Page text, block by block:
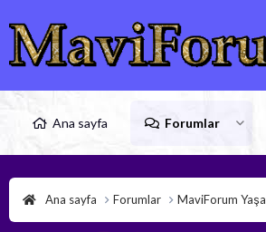
Ana sayfa Forumlar
Ana sayfa Forumlar MaviForum